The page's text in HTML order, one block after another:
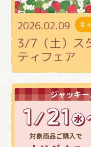
2026.02.09 キ
3/7（土）ス
ティフェア
くまの